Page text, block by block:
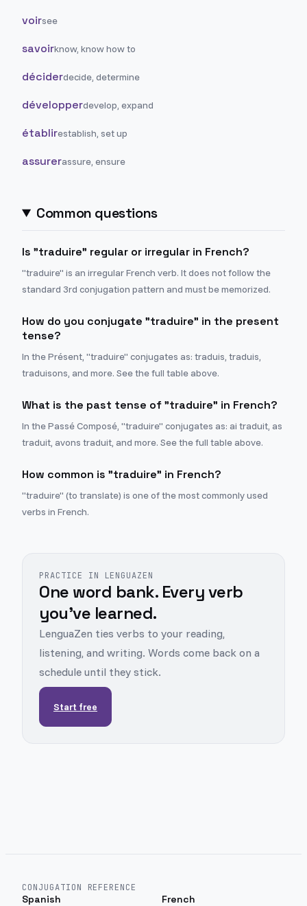
voirsee
savoirknow, know how to
déciderdecide, determine
développerdevelop, expand
établirestablish, set up
assurerassure, ensure
Common questions
Is "traduire" regular or irregular in French?
"traduire" is an irregular French verb. It does not follow the
standard 3rd conjugation pattern and must be memorized.
How do you conjugate "traduire" in the present
tense?
In the Présent, "traduire" conjugates as: traduis, traduis,
traduisons, and more. See the full table above.
What is the past tense of "traduire" in French?
In the Passé Composé, "traduire" conjugates as: ai traduit, as
traduit, avons traduit, and more. See the full table above.
How common is "traduire" in French?
"traduire" (to translate) is one of the most commonly used
verbs in French.
PRACTICE IN LENGUAZEN
One word bank. Every verb
you've learned.
LenguaZen ties verbs to your reading,
listening, and writing. Words come back on a
schedule until they stick.
Start free
CONJUGATION REFERENCE
Spanish French